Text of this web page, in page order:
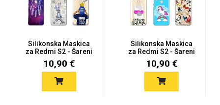
Silikonska Maskica
za Redmi S2 - Šareni
motiv...
10,90 €
Silikonska Maskica
za Redmi S2 - Šareni
motiv...
10,90 €